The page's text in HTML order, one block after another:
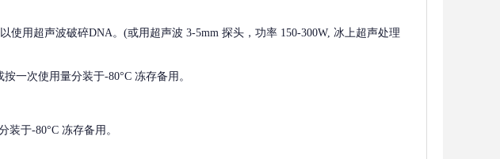
使用超声波破碎DNA。(或用超声波 3-5mm 探头，功率 150-300W, 冰上超声处理
一次使用量分装于-80°C 冻存备用。
于-80°C 冻存备用。